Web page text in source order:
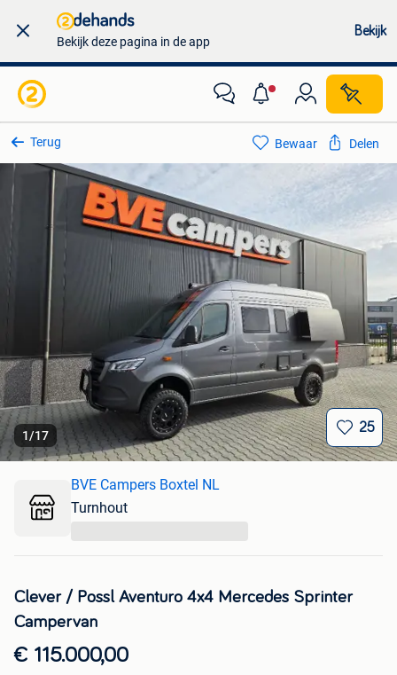
Bekijk deze pagina in de app
Bekijk
Terug
1/17
25
Bewaar Delen
Clever / Possl Aventuro 4x4 Mercedes Sprinter
Campervan
€ 115.000,00
BVE Campers Boxtel NL
Turnhout